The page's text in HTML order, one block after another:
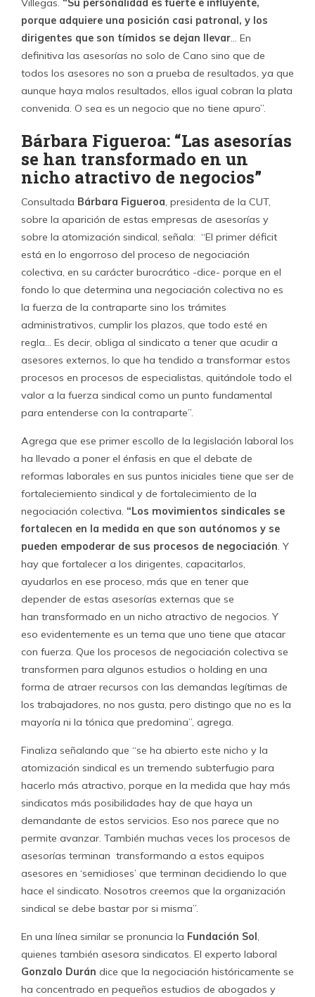
valor a la fuerza sindical como un punto fundamental
para entenderse con la contraparte”.
Agrega que ese primer escollo de la legislación laboral los
ha llevado a poner el énfasis en que el debate de
reformas laborales en sus puntos iniciales tiene que ser de
fortaleciemiento sindical y de fortalecimiento de la
fortalecen en la medida en que son autónomos y se
pueden empoderar de sus procesos de negociación
hay que fortalecer a los dirigentes, capacitarlos,
ayudarlos en ese proceso, más que en tener que
depender de estas asesorías externas que se
han transformado en un nicho atractivo de negocios. Y
eso evidentemente es un tema que uno tiene que atacar
con fuerza. Que los procesos de negociación colectiva se
transformen para algunos estudios o holding en una
forma de atraer recursos con las demandas legítimas de
los trabajadores, no nos gusta, pero distingo que no es la
mayoría ni la tónica que predomina”, agrega.
Finaliza señalando que “se ha abierto este nicho y la
atomización sindical es un tremendo subterfugio para
hacerlo más atractivo, porque en la medida que hay más
sindicatos más posibilidades hay de que haya un
demandante de estos servicios. Eso nos parece que no
permite avanzar. También muchas veces los procesos de
asesorías terminan transformando a estos equipos
asesores en ‘semidioses’ que terminan decidiendo lo que
hace el sindicato. Nosotros creemos que la organización
sindical se debe bastar por si misma”.
En una línea similar se pronuncia laFundación Sol,
quienes también asesora sindicatos. El experto laboral
Gonzalo Durándice que la negociación históricamente se
ha concentrado en pequeños estudios de abogados y
que la aparición de estas empresas asesoras“está muy
vinculado con el asistencialismo, en el cual se da esta
relación casi clientelar,donde los dirigentes del
sindicato en el fondo delegan lo que son las
competencias que ellos debieran tener para el proceso
mismo de la negociación colectiva. Y muchos asesores,
aprovechándose de la situación, utilizan estos sectores de
manera recurrente al encontrar un nicho”, afirma.
Agrega que las asesorías deben ser algo puntual, y que
“cuando el dirigente aprende las competencias ya no
debiera necesitarlo. A su vez, el empujar la huelga, señala,
tiene mucho que ver con el estilo de los asesores.“Eso es
bastante nítido en el caso de quienes toman un
liderazgo en las audiencias y se transforman casi en
dirigentes sindicales que dirigen el proceso, toman
las decisiones, influencian en la gente, les hablan.Y
eso nos parece negativo porque hay que respetar la
autonomía de los sindicatos con sus bases”, argumenta.
La ministra de Desarrollo Social,María Fernanda
Villegas, contestó a las preguntas de El Dínamo por